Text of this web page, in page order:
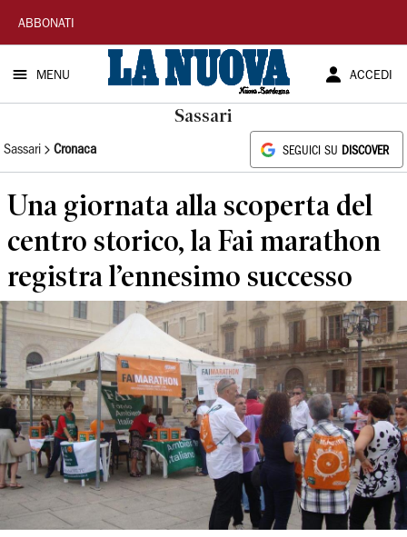
La
Nuova
Sardegna
ABBONATI
MENU ACCEDI
Sassari
Sassari Cronaca SEGUICI SU DISCOVER
Una giornata alla scoperta del
centro storico, la Fai marathon
registra l’ennesimo successo